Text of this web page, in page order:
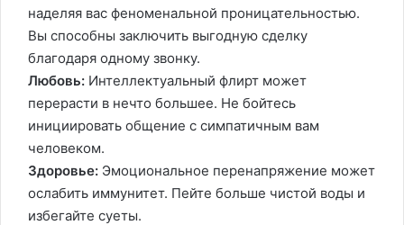
наделяя вас феноменальной проницательностью.
Вы способны заключить выгодную сделку
благодаря одному звонку.
Любовь: Интеллектуальный флирт может
перерасти в нечто большее. Не бойтесь
инициировать общение с симпатичным вам
человеком.
Здоровье: Эмоциональное перенапряжение может
ослабить иммунитет. Пейте больше чистой воды и
избегайте суеты.